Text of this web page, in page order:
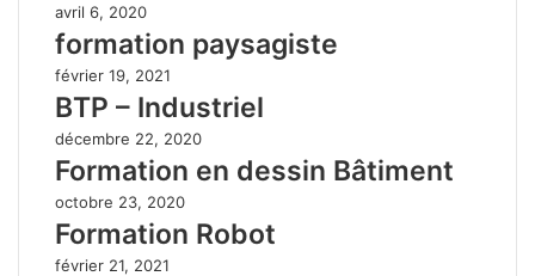
avril 6, 2020
formation paysagiste
février 19, 2021
BTP – Industriel
décembre 22, 2020
Formation en dessin Bâtiment
octobre 23, 2020
Formation Robot
février 21, 2021